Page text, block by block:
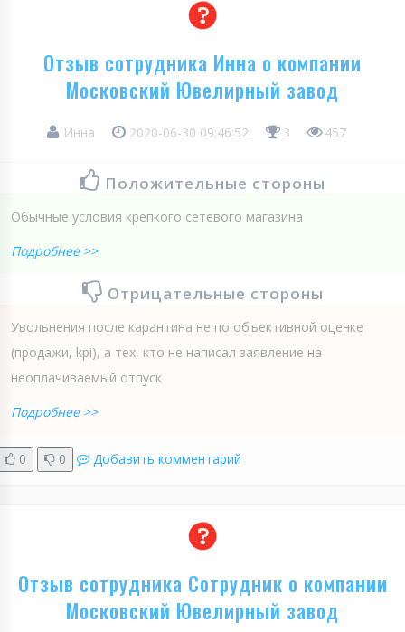
Отзыв сотрудника Инна о компании
Московский Ювелирный завод
Инна 2020-06-30 09:46:52 3 457
Положительные стороны
Обычные условия крепкого сетевого магазина
Подробнее >>
Отрицательные стороны
Увольнения после карантина не по объективной оценке
(продажи, kpi), а тех, кто не написал заявление на
неоплачиваемый отпуск
Подробнее >>
0 0 Добавить комментарий
Отзыв сотрудника Сотрудник о компании
Московский Ювелирный завод